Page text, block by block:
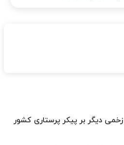
دیگر بر پیکر پرستاری کشور